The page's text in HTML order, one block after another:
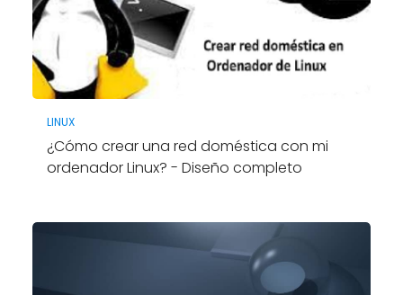
LINUX
¿Cómo crear una red doméstica con mi
ordenador Linux? - Diseño completo